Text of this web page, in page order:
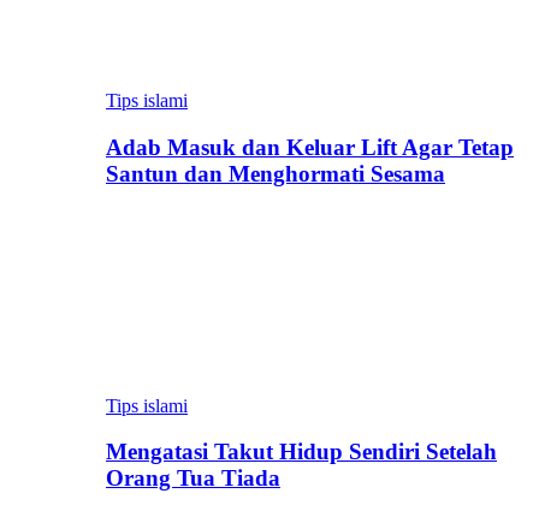
Tips islami
Adab Masuk dan Keluar Lift Agar Tetap
Santun dan Menghormati Sesama
Tips islami
Mengatasi Takut Hidup Sendiri Setelah
Orang Tua Tiada